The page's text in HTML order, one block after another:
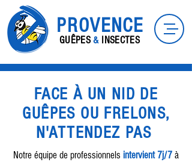
PROVENCE
GUÊPES& INSECTES
FACE À UN NID DE
GUÊPES OU FRELONS,
N'ATTENDEZ PAS
Notre équipe de professionnels intervient 7j/7 à